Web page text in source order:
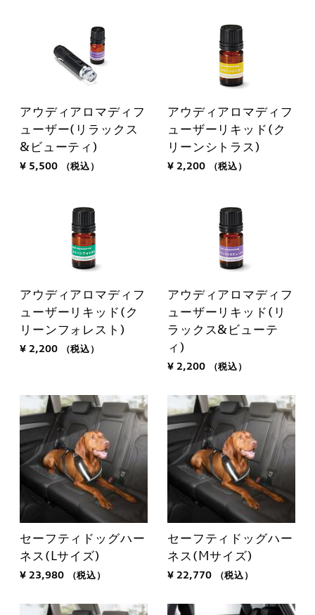
アウディアロマディフ
ューザー(リラックス
&ビューティ)
¥ 5,500 （税込）
アウディアロマディフ
ューザーリキッド(ク
リーンシトラス)
¥ 2,200 （税込）
アウディアロマディフ
ューザーリキッド(ク
リーンフォレスト)
¥ 2,200 （税込）
アウディアロマディフ
ューザーリキッド(リ
ラックス&ビューテ
ィ)
¥ 2,200 （税込）
セーフティドッグハー
ネス(Lサイズ)
¥ 23,980 （税込）
セーフティドッグハー
ネス(Mサイズ)
¥ 22,770 （税込）